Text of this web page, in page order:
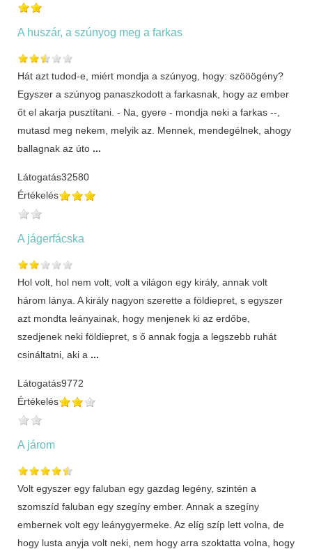
A huszár, a szúnyog meg a farkas
Hát azt tudod-e, miért mondja a szúnyog, hogy: szööögény?
Egyszer a szúnyog panaszkodott a farkasnak, hogy az ember
őt el akarja pusztítani. - Na, gyere - mondja neki a farkas --,
mutasd meg nekem, melyik az. Mennek, mendegélnek, ahogy
ballagnak az úto ...
Látogatás32580
Értékelés
A jágerfácska
Hol volt, hol nem volt, volt a világon egy király, annak volt
három lánya. A király nagyon szerette a földiepret, s egyszer
azt mondta leányainak, hogy menjenek ki az erdőbe,
szedjenek neki földiepret, s ő annak fogja a legszebb ruhát
csináltatni, aki a ...
Látogatás9772
Értékelés
A járom
Volt egyszer egy faluban egy gazdag legény, szintén a
szomszíd faluban egy szegíny ember. Annak a szegíny
embernek volt egy leánygyermeke. Az elíg szíp lett volna, de
hogy lusta anyja volt neki, nem hogy arra szoktatta volna, hogy